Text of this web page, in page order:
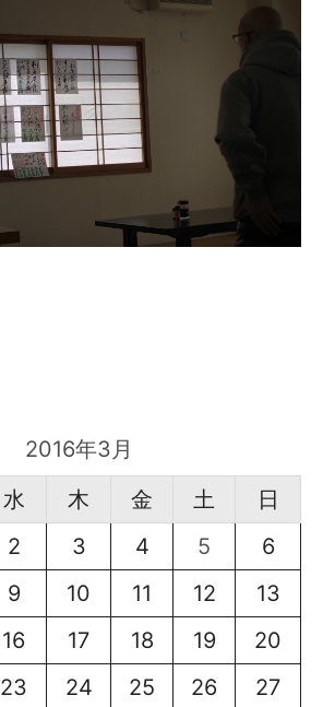
2016年3月
水 木 金 土
日
2 3 4 5
6
9 10 11 12
13
16 17 18 19
20
23 24 25 26
27